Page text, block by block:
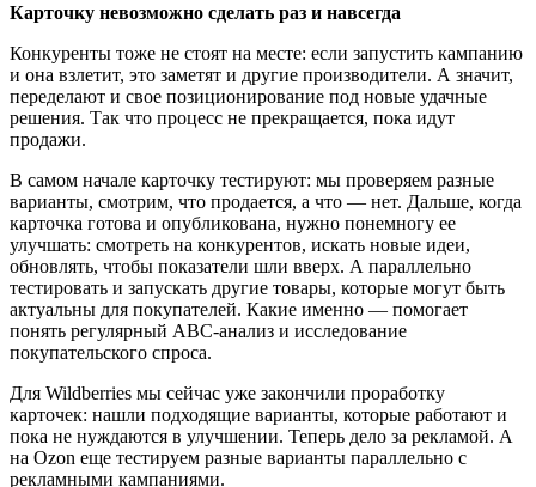
Карточку невозможно сделать раз и навсегда
Конкуренты тоже не стоят на месте: если запустить кампанию
и она взлетит, это заметят и другие производители. А значит,
переделают и свое позиционирование под новые удачные
решения. Так что процесс не прекращается, пока идут
продажи.
В самом начале карточку тестируют: мы проверяем разные
варианты, смотрим, что продается, а что — нет. Дальше, когда
карточка готова и опубликована, нужно понемногу ее
улучшать: смотреть на конкурентов, искать новые идеи,
обновлять, чтобы показатели шли вверх. А параллельно
тестировать и запускать другие товары, которые могут быть
актуальны для покупателей. Какие именно — помогает
понять регулярный ABC-анализ и исследование
покупательского спроса.
Для Wildberries мы сейчас уже закончили проработку
карточек: нашли подходящие варианты, которые работают и
пока не нуждаются в улучшении. Теперь дело за рекламой. А
на Ozon еще тестируем разные варианты параллельно с
рекламными кампаниями.